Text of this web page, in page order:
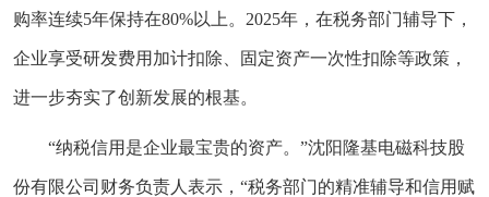
购率连续5年保持在80%以上。2025年，在税务部门辅导下，
企业享受研发费用加计扣除、固定资产一次性扣除等政策，
进一步夯实了创新发展的根基。
“纳税信用是企业最宝贵的资产。”沈阳隆基电磁科技股
份有限公司财务负责人表示，“税务部门的精准辅导和信用赋